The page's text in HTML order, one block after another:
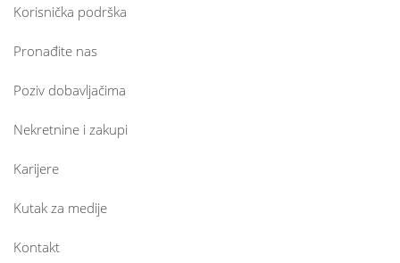
Korisnička podrška
Pronađite nas
Poziv dobavljačima
Nekretnine i zakupi
Karijere
Kutak za medije
Kontakt